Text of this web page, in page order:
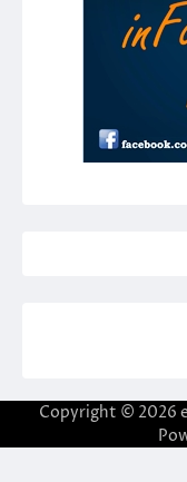
Copyright © 2026